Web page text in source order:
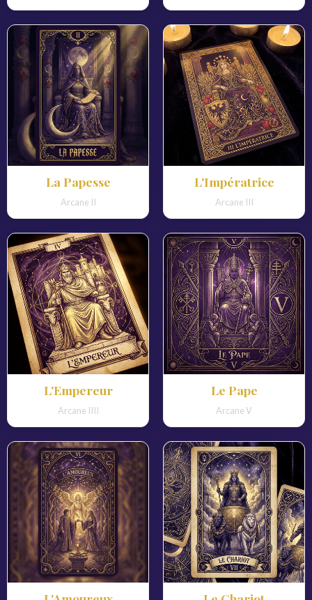
La Papesse
Arcane II
L'Impératrice
Arcane III
L'Empereur
Arcane IIII
Le Pape
Arcane V